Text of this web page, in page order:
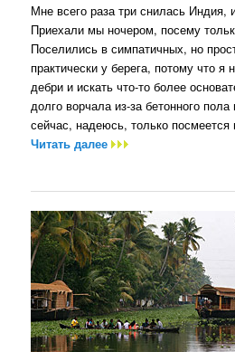
Мне всего раза три снилась Индия,
Приехали мы ночером, посему
Поселились в симпатичных, но
практически у берега, потому что я
дебри и искать что-то более
долго ворчала из-за бетонного пола
сейчас, надеюсь, только посмеется
Читать далее